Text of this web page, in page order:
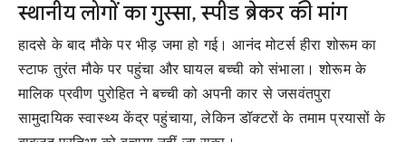
स्थानीय लोगों का गुस्सा, स्पीड ब्रेकर की मांग
हादसे के बाद मौके पर भीड़ जमा हो गई। आनंद मोटर्स हीरा शोरूम का
स्टाफ तुरंत मौके पर पहुंचा और घायल बच्ची को संभाला। शोरूम के
मालिक प्रवीण पुरोहित ने बच्ची को अपनी कार से जसवंतपुरा
सामुदायिक स्वास्थ्य केंद्र पहुंचाया, लेकिन डॉक्टरों के तमाम प्रयासों के